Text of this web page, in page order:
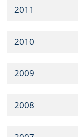
2011
2010
2009
2008